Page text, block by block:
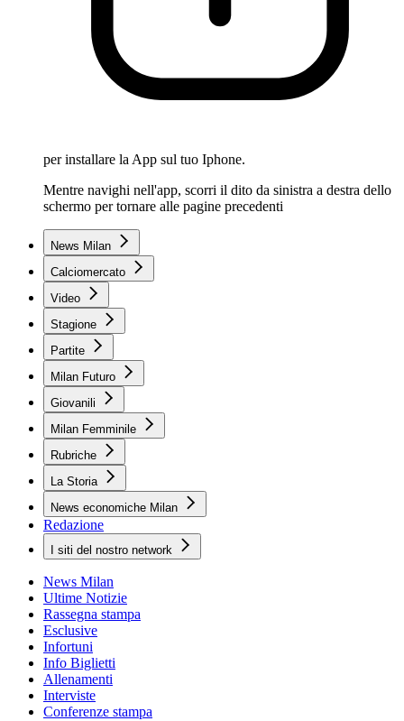
per installare la App sul tuo Iphone.
Mentre navighi nell'app, scorri il dito da sinistra a destra dello
schermo per tornare alle pagine precedenti
News Milan
Calciomercato
Video
Stagione
Partite
Milan Futuro
Giovanili
Milan Femminile
Rubriche
La Storia
News economiche Milan
Redazione
I siti del nostro network
News Milan
Ultime Notizie
Rassegna stampa
Esclusive
Infortuni
Info Biglietti
Allenamenti
Interviste
Conferenze stampa